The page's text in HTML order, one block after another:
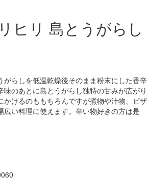
ヒリ 島とうがらし
がらしを低温乾燥後そのまま粉末にした香辛
のあとに島とうがらし独特の甘みが広がり
かけるのももちろんですが煮物や汁物、ピザ
広い料理に使えます。辛い物好きの方は是